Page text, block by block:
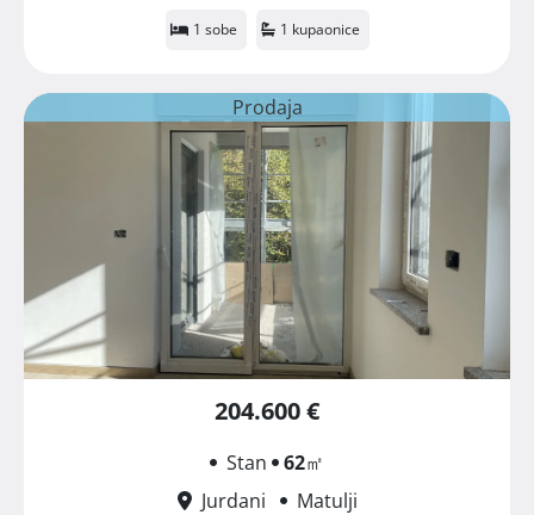
1 sobe 1 kupaonice
Prodaja
204.600 €
Stan 62㎡
Jurdani
Matulji